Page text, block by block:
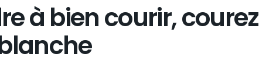
à bien courir, courez